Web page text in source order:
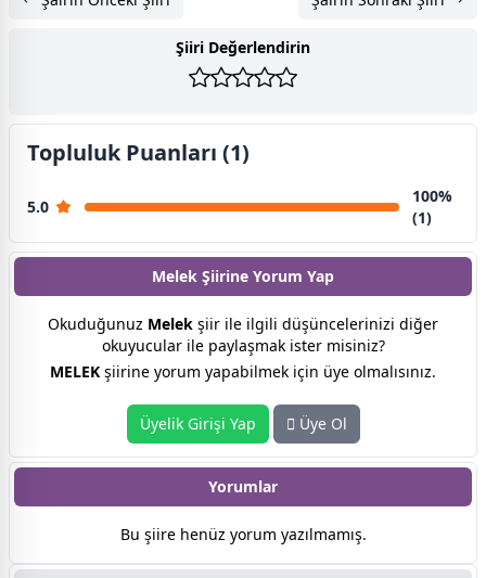
Şiiri Değerlendirin
Topluluk Puanları (1)
5.0
100%
(1)
Melek Şiirine Yorum Yap
Okuduğunuz Melek şiir ile ilgili düşüncelerinizi diğer
okuyucular ile paylaşmak ister misiniz?
MELEK şiirine yorum yapabilmek için üye olmalısınız.
Üyelik Girişi Yap Üye Ol
Yorumlar
Bu şiire henüz yorum yazılmamış.